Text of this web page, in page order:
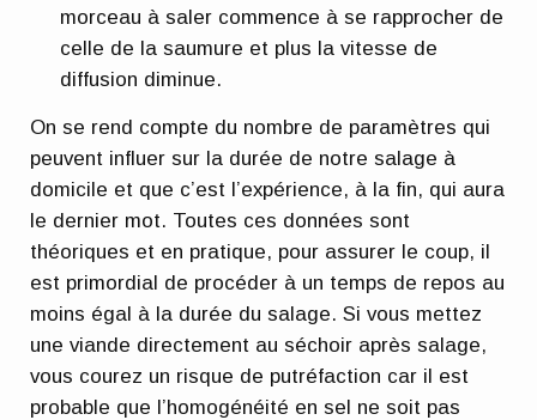
morceau à saler commence à se rapprocher de
celle de la saumure et plus la vitesse de
diffusion diminue.
On se rend compte du nombre de paramètres qui
peuvent influer sur la durée de notre salage à
domicile et que c’est l’expérience, à la fin, qui aura
le dernier mot. Toutes ces données sont
théoriques et en pratique, pour assurer le coup, il
est primordial de procéder à un temps de repos au
moins égal à la durée du salage. Si vous mettez
une viande directement au séchoir après salage,
vous courez un risque de putréfaction car il est
probable que l’homogénéité en sel ne soit pas